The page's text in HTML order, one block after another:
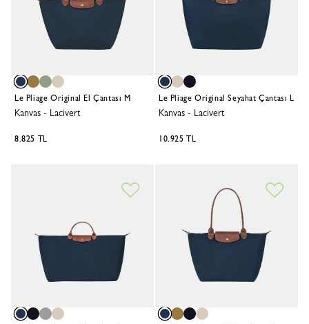
Le Pliage Original El Çantası M
Kanvas - Lacivert
8.825 TL
Le Pliage Original Seyahat Çantası L
Kanvas - Lacivert
10.925 TL